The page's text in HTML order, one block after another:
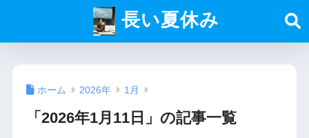
長い夏休み
ホーム 2026年 1月
「2026年1月11日」の記事一覧